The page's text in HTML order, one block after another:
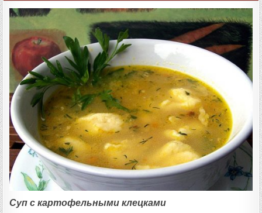
Суп с картофельными клецками